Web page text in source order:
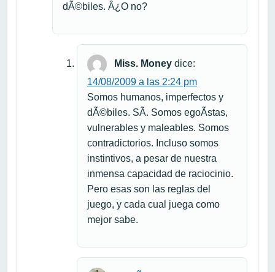
dÃ©biles. Â¿O no?
Miss. Money dice:
14/08/2009 a las 2:24 pm
Somos humanos, imperfectos y
dÃ©biles. SÃ­. Somos egoÃ­stas,
vulnerables y maleables. Somos
contradictorios. Incluso somos
instintivos, a pesar de nuestra
inmensa capacidad de raciocinio.
Pero esas son las reglas del
juego, y cada cual juega como
mejor sabe.